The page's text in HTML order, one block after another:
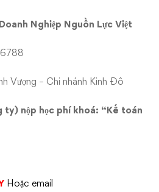
Nghiệp Nguồn Lực Việt
Vượng – Chi nhánh Kinh Đô
ty) nộp học phí khoá: “Kế toán
Hoặc email